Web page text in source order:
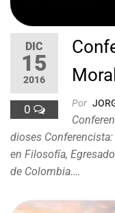
DIC
15
2016
0 Por
dioses
en Filosofía,
de Colombia.…